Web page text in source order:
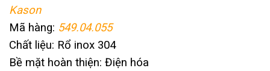
Kason
Mã hàng: 549.04.055
Chất liệu: Rổ inox 304
Bề mặt hoàn thiện: Điện hóa